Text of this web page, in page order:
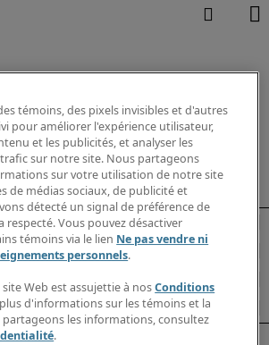
témoins, des pixels invisibles et d'autres
pour améliorer l'expérience utilisateur,
et les publicités, et analyser les
sur notre site. Nous partageons
sur votre utilisation de notre site
de médias sociaux, de publicité et
détecté un signal de préférence de
respecté. Vous pouvez désactiver
témoins via le lien Ne pas vendre ni
personnels.
Web est assujettie à nosConditions
d'informations sur les témoins et la
les informations, consultez
.